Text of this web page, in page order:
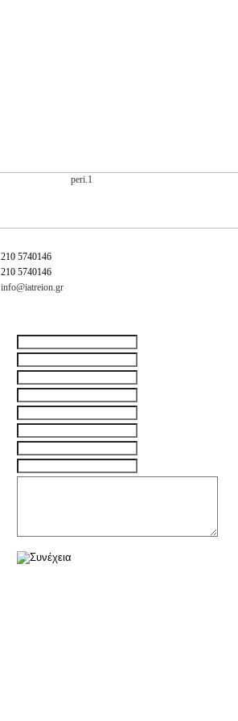
210 5740146
210 5740146
info@iatreion.gr